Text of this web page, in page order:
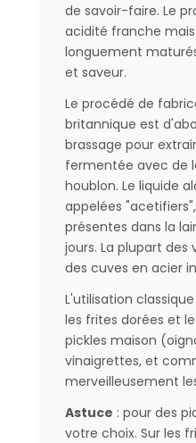
de savoir-faire. Le
acidité franche
longuement
et saveur.
Le procédé de
britannique est
brassage pour
fermentée avec de
houblon. Le liquide
appelées
présentes dans la
jours. La plupart
des cuves en acier
L'utilisation
les frites dorées et
pickles maison
vinaigrettes, et
merveilleusement
Astuce : pour des
votre choix. Sur les